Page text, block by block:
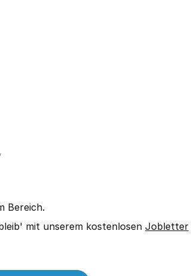
Bereich.
mit unserem kostenlosen Jobletter